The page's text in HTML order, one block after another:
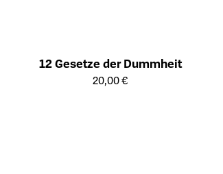
12 Gesetze der Dummheit
Öffnet die Detailseite des Produkts
20,00 €